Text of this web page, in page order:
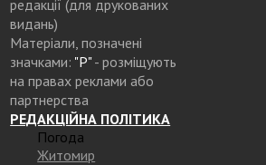
редакції (для друкованих
видань)
Матеріали, позначені
значками: "Р"- розміщують
на правах реклами або
партнерства
РЕДАКЦІЙНА ПОЛІТИКА
Погода
Житомир